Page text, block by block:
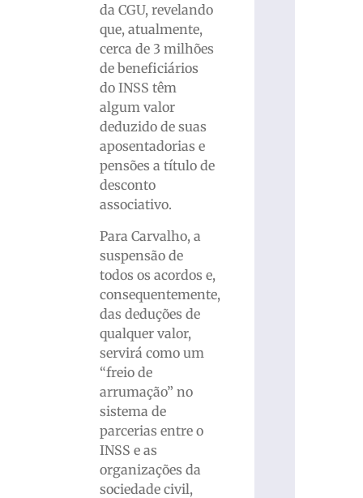
da CGU, revelando
que, atualmente,
cerca de 3 milhões
de beneficiários
do INSS têm
algum valor
deduzido de suas
aposentadorias e
pensões a título de
desconto
associativo.
Para Carvalho, a
suspensão de
todos os acordos e,
consequentemente,
das deduções de
qualquer valor,
servirá como um
“freio de
arrumação” no
sistema de
parcerias entre o
INSS e as
organizações da
sociedade civil,